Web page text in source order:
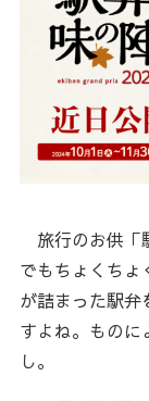
旅行のお供「
でもちょくちょ
が詰まった駅弁
すよね。ものに
し。